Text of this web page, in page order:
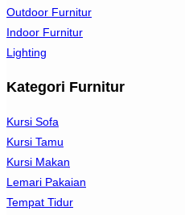
Outdoor Furnitur
Indoor Furnitur
Lighting
Kategori Furnitur
Kursi Sofa
Kursi Tamu
Kursi Makan
Lemari Pakaian
Tempat Tidur